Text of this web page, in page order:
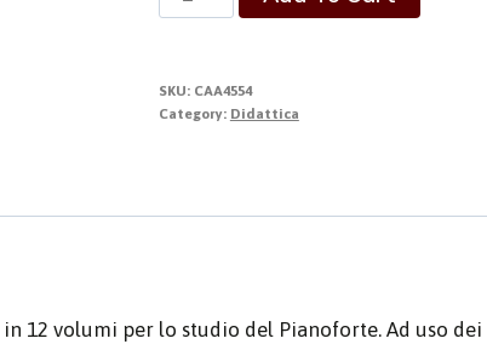
quantity
SKU: CAA4554
Category: Didattica
12 volumi per lo studio del Pianoforte. Ad uso